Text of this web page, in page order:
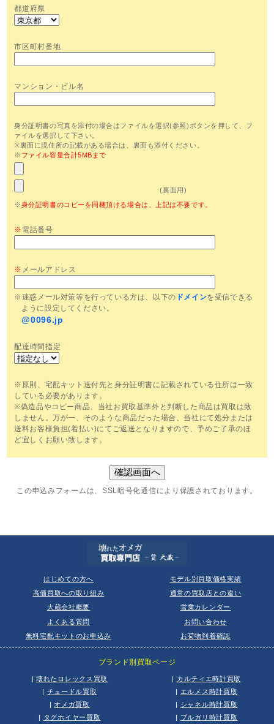
都道府県
市区町村番地
マンション・ビル名
身分証明書の写真を添付の場合はファイルを選択(参照)ボタンを押して、フ
ァイルを選択して下さい。
※裏面に現住所の記載がある場合は、裏面も添付ください。
※ ファイル容量合計5MBまで
(裏面用)
※身分証明書のコピーを同梱頂ける場合は、上記は不要です。
※ 電話番号
※ メールアドレス
※迷惑メール対策等を行っている方は、以下の ドメインを受信できる
ように設定してください。
@0096.jp
配達時間指定
※原則、宅配キット送付先と身分証明書に記載されている住所は一致
している必要があります。
※偽造品やコピー商品、当社お買取基準外と判断した商品は買取は致
しません。万が一、そのような商品だった場合、当社にて処分または
送料お客様負担(着払い)にてご返送となりますので、予めご了承のほ
ど宜しくお願い致します。
この申込みフォームは、SSL暗号化通信により保護されております。
はじめての方へ
モデル別買取価格実績
高価買取への取り組み
通常の買取店との違い
大蔵会社概要
営業カレンダー
よくある質問
お問い合わせ
無料宅配キットのお申込み
お荷物到着確認
ブランド別買取ページ
|壊れたロレックス買取
| チュードル買取
オメガ買取
タグホイヤー買取
| カルティエ時計買取
| エルメス時計買取
シャネル時計買取
ブルガリ時計買取